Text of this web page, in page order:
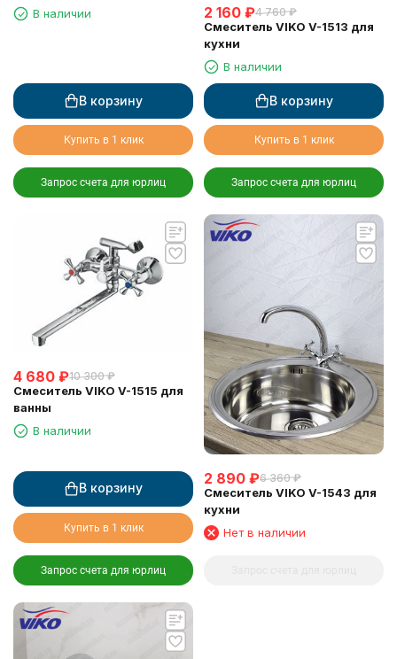
В наличии
В корзину
Купить в 1 клик
Запрос счета для юрлиц
2 160 ₽4 760 ₽
Смеситель VIKO V-1513 для
кухни
В наличии
В корзину
Купить в 1 клик
Запрос счета для юрлиц
4 680 ₽10 300 ₽
Смеситель VIKO V-1515 для
ванны
В наличии
В корзину
Купить в 1 клик
Запрос счета для юрлиц
2 890 ₽6 360 ₽
Смеситель VIKO V-1543 для
кухни
Нет в наличии